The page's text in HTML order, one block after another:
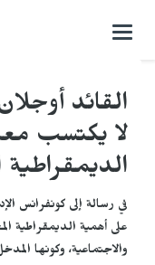
التحكم
القائد
لا يكتسب
الديمقراطية
في رسالة إلى كونفرانس
على أهمية الديمقراطية
والاجتماعية، وكونها